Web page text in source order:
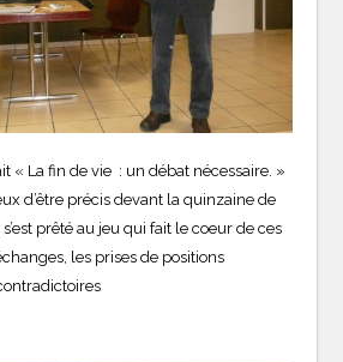
« La fin de vie : un débat nécessaire. »
d’être précis devant la quinzaine de
prêté au jeu qui fait le coeur de ces
les prises de positions